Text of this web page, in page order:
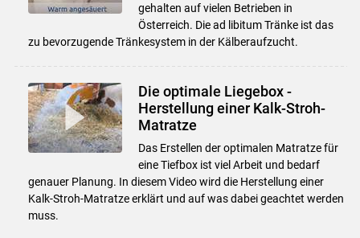
gehalten auf vielen Betrieben in
Österreich. Die ad libitum Tränke ist das
zu bevorzugende Tränkesystem in der Kälberaufzucht.
Die optimale Liegebox -
Herstellung einer Kalk-Stroh-
Matratze
Das Erstellen der optimalen Matratze für
eine Tiefbox ist viel Arbeit und bedarf
genauer Planung. In diesem Video wird die Herstellung einer
Kalk-Stroh-Matratze erklärt und auf was dabei geachtet werden
muss.